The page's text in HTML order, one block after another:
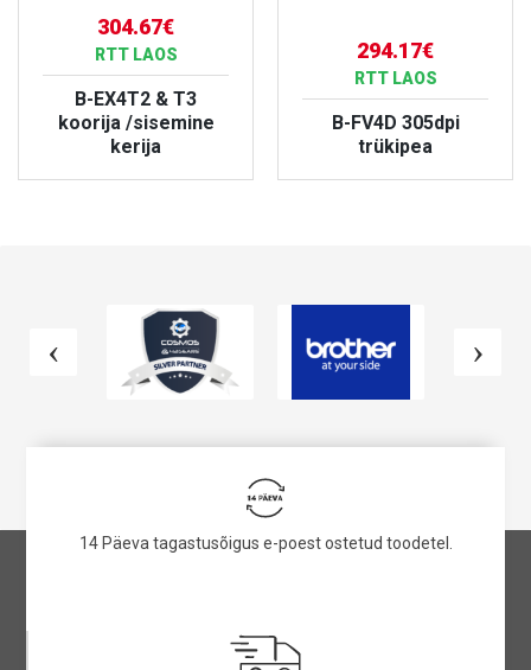
304.67€
RTT LAOS
B-EX4T2 & T3
koorija /sisemine
kerija
294.17€
RTT LAOS
B-FV4D 305dpi
trükipea
14 Päeva tagastusõigus e-poest ostetud toodetel.